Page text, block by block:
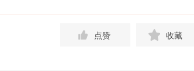
点赞 收藏